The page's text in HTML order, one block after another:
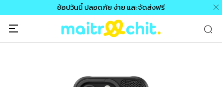
ช้อปวันนี้ ปลอดภัย ง่าย และจัดส่งฟรี